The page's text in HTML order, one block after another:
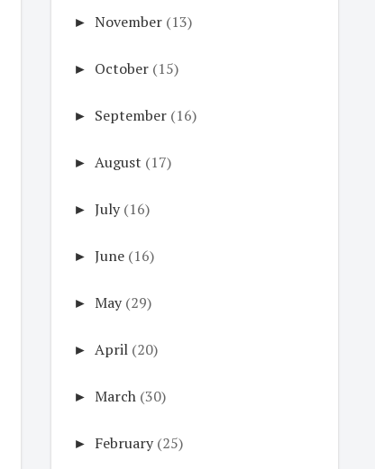
► November (13)
► October (15)
► September (16)
► August (17)
► July (16)
► June (16)
► May (29)
► April (20)
► March (30)
► February (25)